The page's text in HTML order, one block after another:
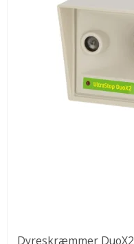
Dyreskræmmer DuoX2